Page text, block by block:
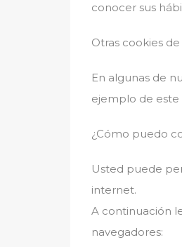
conocer sus
Otras cookies
En algunas de
ejemplo de este
¿Cómo puedo
Usted puede
internet.
A continuación
navegadores: